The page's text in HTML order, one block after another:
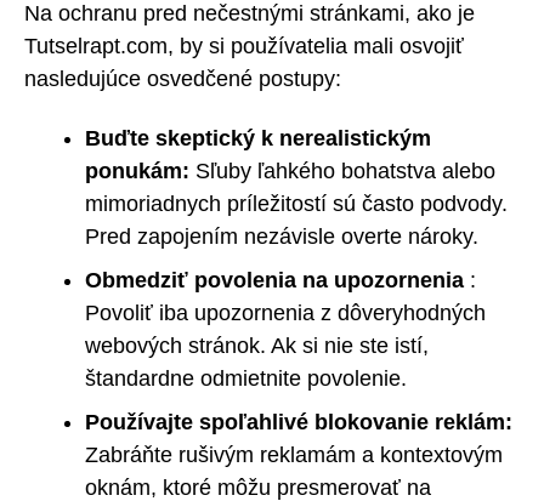
Na ochranu pred nečestnými stránkami, ako je
Tutselrapt.com, by si používatelia mali osvojiť
nasledujúce osvedčené postupy:
Buďte skeptický k nerealistickým
ponukám: Sľuby ľahkého bohatstva alebo
mimoriadnych príležitostí sú často podvody.
Pred zapojením nezávisle overte nároky.
Obmedziť povolenia na upozornenia :
Povoliť iba upozornenia z dôveryhodných
webových stránok. Ak si nie ste istí,
štandardne odmietnite povolenie.
Používajte spoľahlivé blokovanie reklám:
Zabráňte rušivým reklamám a kontextovým
oknám, ktoré môžu presmerovať na